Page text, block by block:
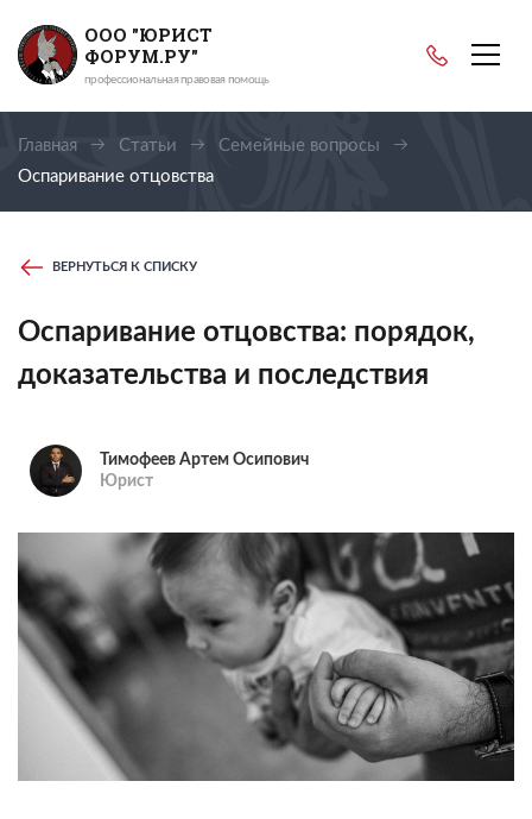
ООО "ЮРИСТ
ФОРУМ.РУ"
профессиональная правовая помощь
Главная Статьи
Семейные вопросы
Оспаривание отцовства
ВЕРНУТЬСЯ К СПИСКУ
Оспаривание отцовства: порядок,
доказательства и последствия
Тимофеев Артем Осипович
Юрист